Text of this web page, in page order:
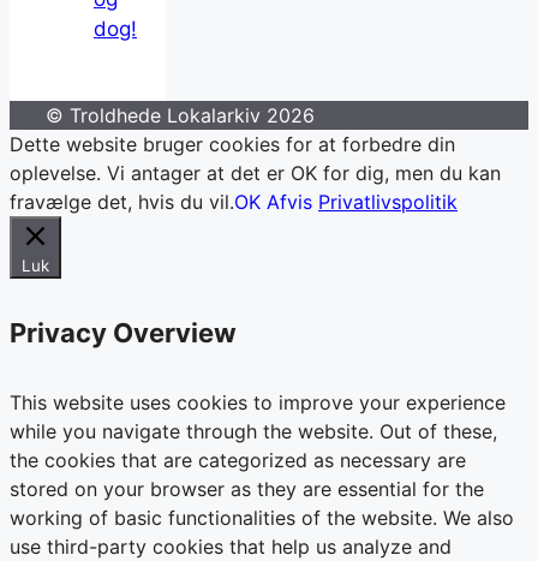
dog!
© Troldhede Lokalarkiv 2026
Dette website bruger cookies for at forbedre din
oplevelse. Vi antager at det er OK for dig, men du kan
fravælge det, hvis du vil.OK Afvis Privatlivspolitik
Luk
Privacy Overview
This website uses cookies to improve your experience
while you navigate through the website. Out of these,
the cookies that are categorized as necessary are
stored on your browser as they are essential for the
working of basic functionalities of the website. We also
use third-party cookies that help us analyze and